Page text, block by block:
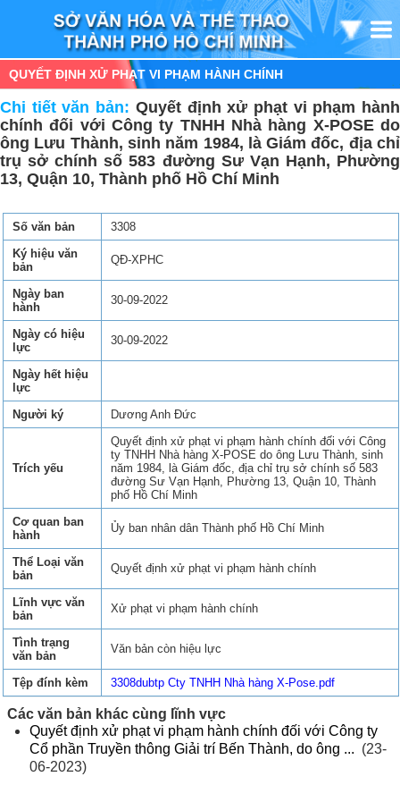
QUYẾT ĐỊNH XỬ PHẠT VI PHẠM HÀNH CHÍNH
Chi tiết văn bản: Quyết định xử phạt vi phạm hành
chính đối với Công ty TNHH Nhà hàng X-POSE do
ông Lưu Thành, sinh năm 1984, là Giám đốc, địa chỉ
trụ sở chính số 583 đường Sư Vạn Hạnh, Phường
13, Quận 10, Thành phố Hồ Chí Minh
Số văn bản
3308
Ký hiệu văn
bản
QĐ-XPHC
Ngày ban
hành
30-09-2022
Ngày có hiệu
lực
30-09-2022
Ngày hết hiệu
lực
Người ký
Dương Anh Đức
Trích yếu
Quyết định xử phạt vi phạm hành chính đối với Công
ty TNHH Nhà hàng X-POSE do ông Lưu Thành, sinh
năm 1984, là Giám đốc, địa chỉ trụ sở chính số 583
đường Sư Vạn Hạnh, Phường 13, Quận 10, Thành
phố Hồ Chí Minh
Cơ quan ban
hành
Ủy ban nhân dân Thành phố Hồ Chí Minh
Thể Loại văn
bản
Quyết định xử phạt vi phạm hành chính
Lĩnh vực văn
bản
Xử phạt vi phạm hành chính
Tình trạng
văn bản
Văn bản còn hiệu lực
Tệp đính kèm 3308dubtp Cty TNHH Nhà hàng X-Pose.pdf
Các văn bản khác cùng lĩnh vực
Quyết định xử phạt vi phạm hành chính đối với Công ty
Cổ phần Truyền thông Giải trí Bến Thành, do ông ... (23-
06-2023)